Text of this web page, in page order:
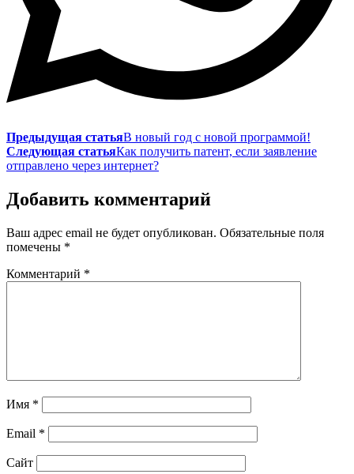
Предыдущая статьяВ новый год с новой программой!
Следующая статьяКак получить патент, если заявление
отправлено через интернет?
Добавить комментарий
Ваш адрес email не будет опубликован. Обязательные поля
помечены *
Комментарий *
Имя *
Email *
Сайт